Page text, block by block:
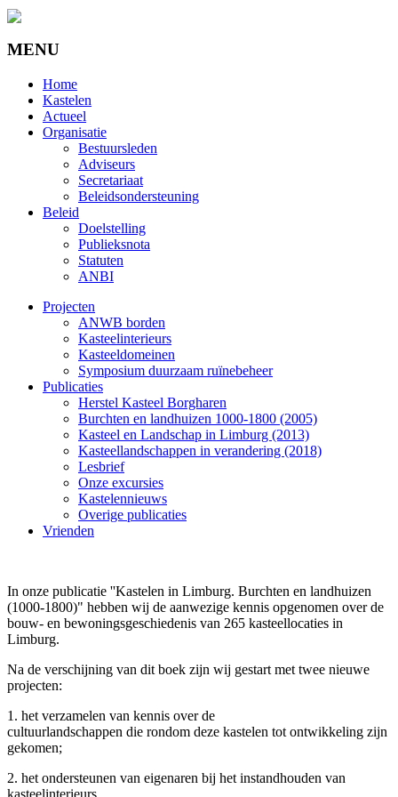
MENU
Home
Kastelen
Actueel
Organisatie
Bestuursleden
Adviseurs
Secretariaat
Beleidsondersteuning
Beleid
Doelstelling
Publieksnota
Statuten
ANBI
Projecten
ANWB borden
Kasteelinterieurs
Kasteeldomeinen
Symposium duurzaam ruïnebeheer
Publicaties
Herstel Kasteel Borgharen
Burchten en landhuizen 1000-1800 (2005)
Kasteel en Landschap in Limburg (2013)
Kasteellandschappen in verandering (2018)
Lesbrief
Onze excursies
Kastelennieuws
Overige publicaties
Vrienden
In onze publicatie ''Kastelen in Limburg. Burchten en landhuizen
(1000-1800)" hebben wij de aanwezige kennis opgenomen over de
bouw- en bewoningsgeschiedenis van 265 kasteellocaties in
Limburg.
Na de verschijning van dit boek zijn wij gestart met twee nieuwe
projecten:
1. het verzamelen van kennis over de
cultuurlandschappen die rondom deze kastelen tot ontwikkeling zijn
gekomen;
2. het ondersteunen van eigenaren bij het instandhouden van
kasteelinterieurs.